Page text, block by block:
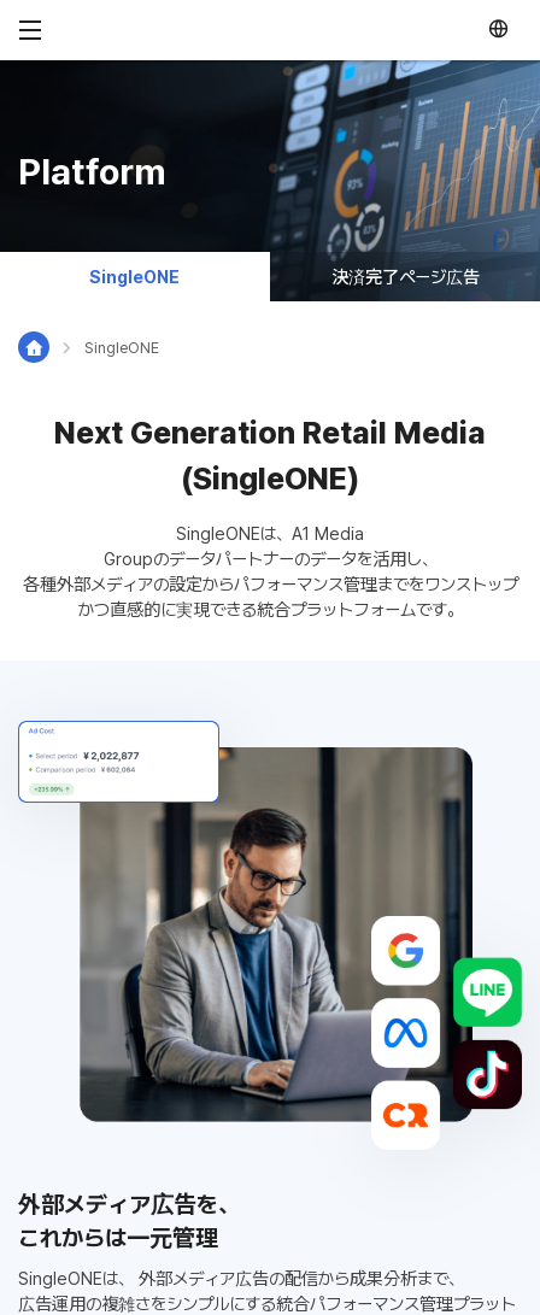
SingleONE
Platform
SingleONE 決済完了ページ広告
Next Generation Retail Media
(SingleONE)
SingleONEは、A1 Media
Groupのデータパートナーのデータを活用し、
各種外部メディアの設定からパフォーマンス管理までをワンストップ
かつ直感的に実現できる統合プラットフォームです。
外部メディア広告を、
これからは一元管理
SingleONEは、
外部メディア広告の配信から成果分析まで、
広告運用の複雑さをシンプルにする統合パフォーマンス管理プラット